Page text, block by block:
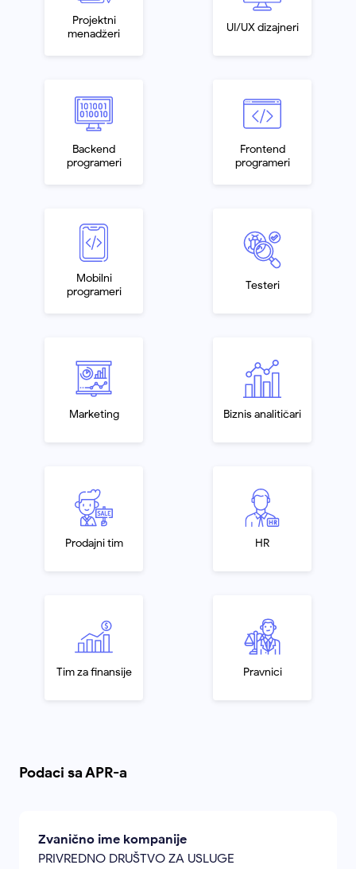
Projektni
menadžeri
UI/UX dizajneri
Backend
programeri
Frontend
programeri
Mobilni
programeri
Testeri
Marketing Biznis analitičari
Prodajni tim HR
Tim za finansije Pravnici
Podaci sa APR-a
Zvanično ime kompanije
PRIVREDNO DRUŠTVO ZA USLUGE